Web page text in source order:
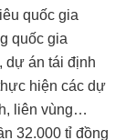
quốc gia
quốc gia
dự án tái định
hiện các dự
liên vùng…
32.000 tỉ đồng